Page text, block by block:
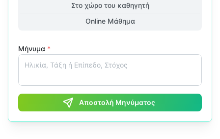
Στο χώρο του καθηγητή
Online Μάθημα
Μήνυμα *
Αποστολή Μηνύματος